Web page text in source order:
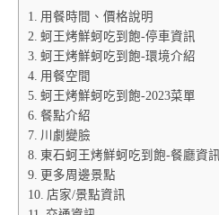
用餐時間、價格說明
蚵王烤鮮蚵吃到飽-停車資訊
蚵王烤鮮蚵吃到飽-環境介紹
用餐空間
蚵王烤鮮蚵吃到飽-2023菜單
餐點介紹
川劇變臉
東石蚵王烤鮮蚵吃到飽-餐廳資訊
更多周邊景點
店家/景點資訊